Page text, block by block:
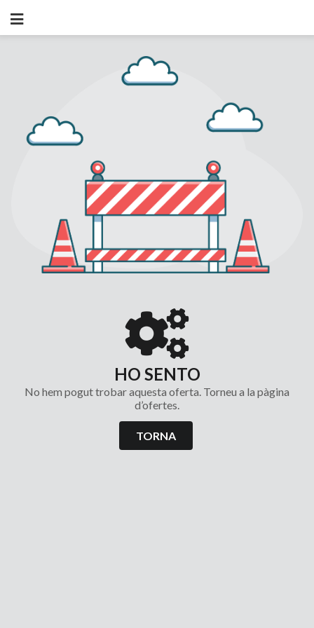
HO SENTO
No hem pogut trobar aquesta oferta. Torneu a la pàgina
d’ofertes.
TORNA